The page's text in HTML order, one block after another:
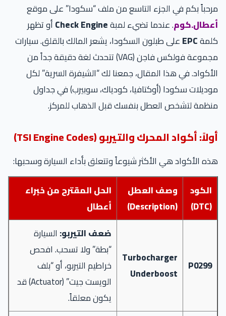
مرحباً بكم في الجزء التاسع من ملف “سكودا” على موقع
أعطال.كوم. عندما تضيء لمبةCheck Engineأو تظهر
كلمةEPCعلى طبلون السكودا، يشعر المالك بالقلق. سيارات
مجموعة فولكس فاجن (VAG) تتحدث لغة دقيقة جداً من
الأكواد. في هذا المقال، جمعنا لك “الشيفرة السرية” لكل
موديلات سكودا (أوكتافيا، كودياك، سوبيرب) في جداول
منظمة لتشخص العطل بنفسك قبل الذهاب للمركز.
أولاً: أكواد المحرك والتيربو (TSI Engine Codes)
هذه الأكواد هي الأكثر شيوعاً وتتعلق بأداء السيارة وسحبها:
الكود
(DTC)
وصف العطل
(Description)
الحل المقترح من خبراء
أعطال
P0299
Turbocharger
Underboost
ضعف التيربو: السيارة
“بطة” ولا تسحب. افحص
خراطيم التيربو، أو “بلف
الويست جيت” (Actuator) قد
يكون معلقاً.